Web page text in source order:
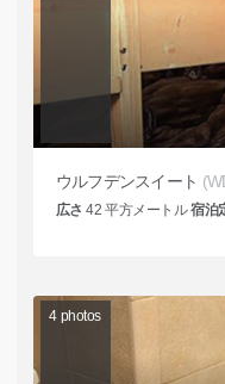
ウルフデンスイート
広さ 42 平方メートル宿泊
4 photos